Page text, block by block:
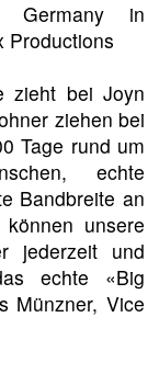
Germany in
Productions
zieht bei Joyn
ziehen bei
Tage rund um
echte
Bandbreite an
unsere
jederzeit und
echte «Big
Münzner, Vice